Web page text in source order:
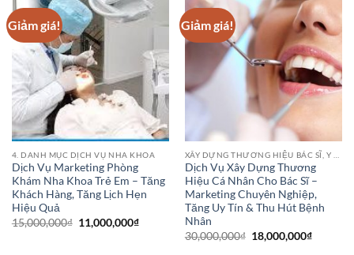
Giảm giá!
4. DANH MỤC DỊCH VỤ NHA KHOA
Dịch Vụ Marketing Phòng
Khám Nha Khoa Trẻ Em – Tăng
Khách Hàng, Tăng Lịch Hẹn
Hiệu Quả
15,000,000₫ Giá
gốc
11,000,000₫Giá
Giảm giá!
Dịch Vụ Xây Dựng Thương
Hiệu Cá Nhân Cho Bác Sĩ –
Marketing Chuyên Nghiệp,
Tăng Uy Tín & Thu Hút Bệnh
Nhân
30,000,000₫ Giá
gốc
18,000,000₫Giá